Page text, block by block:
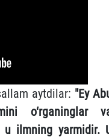
aytdilar: "Ey
o‘rganinglar
u ilmning yarmidir.